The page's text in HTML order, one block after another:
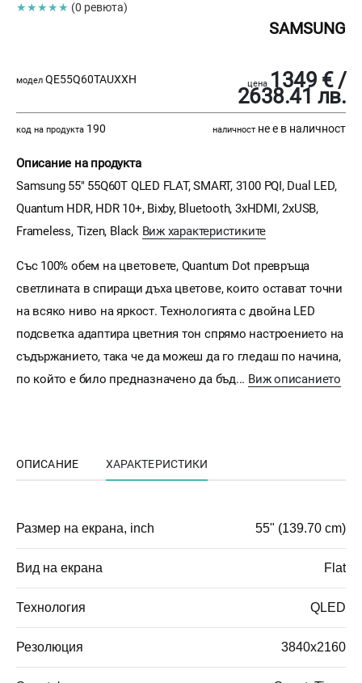
★★★★★ (0 ревюта)
SAMSUNG
модел QE55Q60TAUXXH цена 1349 € /
2638.41 лв.
код на продукта 190 наличност не е в наличност
Описание на продукта
Samsung 55" 55Q60T QLED FLAT, SMART, 3100 PQI, Dual LED,
Quantum HDR, HDR 10+, Bixby, Bluetooth, 3xHDMI, 2xUSB,
Frameless, Tizen, Black Виж характеристиките
Със 100% обем на цветовете, Quantum Dot превръща
светлината в спиращи дъха цветове, които остават точни
на всяко ниво на яркост. Технологията с двойна LED
подсветка адаптира цветния тон спрямо настроението на
съдържанието, така че да можеш да го гледаш по начина,
по който е било предназначено да бъд... Виж описанието
ОПИСАНИЕ ХАРАКТЕРИСТИКИ
Размер на екрана, inch 55" (139.70 cm)
Вид на екрана Flat
Технология QLED
Резолюция 3840x2160